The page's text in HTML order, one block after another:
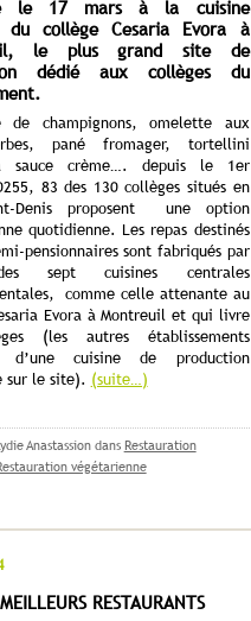
le 17 mars à la cuisine
du collège Cesaria Evora à
le plus grand site de
dédié aux collèges du
de champignons, omelette aux
pané fromager, tortellini
sauce crème…. depuis le 1er
83 des 130 collèges situés en
Denis proposent une option
quotidienne. Les repas destinés
pensionnaires sont fabriqués par
sept cuisines centrales
comme celle attenante au
Evora à Montreuil et qui livre
(les autres établissements
d’une cuisine de production
sur le site). (suite…)
Anastassion dans Restauration
végétarienne
RESTAURANTS